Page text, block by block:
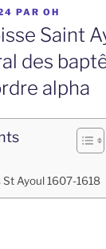
PAR OH
Saint
des
alpha
Ayoul 1607-1618